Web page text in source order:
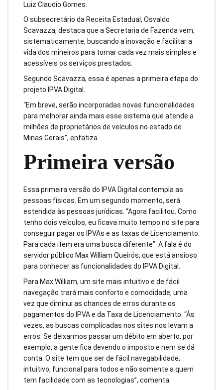
Luiz Claudio Gomes.
O subsecretário da Receita Estadual, Osvaldo
Scavazza, destaca que a Secretaria de Fazenda vem,
sistematicamente, buscando a inovação e facilitar a
vida dos mineiros para tornar cada vez mais simples e
acessíveis os serviços prestados.
Segundo Scavazza, essa é apenas a primeira etapa do
projeto IPVA Digital.
“Em breve, serão incorporadas novas funcionalidades
para melhorar ainda mais esse sistema que atende a
milhões de proprietários de veículos no estado de
Minas Gerais”, enfatiza.
Primeira versão
Essa primeira versão do IPVA Digital contempla as
pessoas físicas. Em um segundo momento, será
estendida às pessoas jurídicas. “Agora facilitou. Como
tenho dois veículos, eu ficava muito tempo no site para
conseguir pagar os IPVAs e as taxas de Licenciamento.
Para cada item era uma busca diferente”. A fala é do
servidor público Max William Queirós, que está ansioso
para conhecer as funcionalidades do IPVA Digital.
Para Max William, um site mais intuitivo e de fácil
navegação trará mais conforto e comodidade, uma
vez que diminui as chances de erros durante os
pagamentos do IPVA e da Taxa de Licenciamento. “Às
vezes, as buscas complicadas nos sites nos levam a
erros. Se deixarmos passar um débito em aberto, por
exemplo, a gente fica devendo o imposto e nem se dá
conta. O site tem que ser de fácil navegabilidade,
intuitivo, funcional para todos e não somente a quem
tem facilidade com as tecnologias”, comenta.